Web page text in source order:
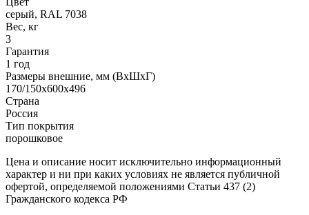
серый, RAL 7038
Вес, кг
3
Гарантия
1 год
Размеры внешние, мм (ВхШхГ)
170/150x600x496
Страна
Россия
Тип покрытия
порошковое
Цена и описание носит исключительно информационный
характер и ни при каких условиях не является публичной
офертой, определяемой положениями Статьи 437 (2)
Гражданского кодекса РФ